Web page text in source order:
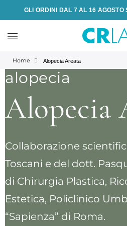
GLI ORDINI DAL 7 AL 16
Home Alopecia Areata
alopecia
Alopecia
Collaborazione
Toscani e del dott.
di Chirurgia Plastica,
Estetica, Policlinico
“Sapienza” di Roma.